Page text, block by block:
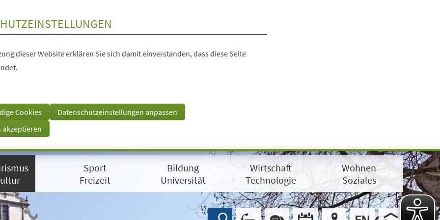
dieser Website erklären Sie sich damit einverstanden, dass diese Seite
Cookies
Datenschutzeinstellungen anpassen
akzeptieren
Sport
Freizeit
Bildung
Universität
Wirtschaft
Technologie
Wohnen
Soziales